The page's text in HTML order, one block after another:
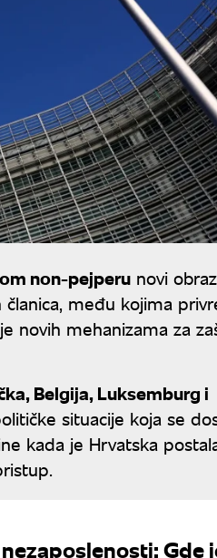
non-pejperu novi
među kojima
novih mehanizama za
Belgija, Luksemburg i
situacije koja se
kada je Hrvatska
Gde